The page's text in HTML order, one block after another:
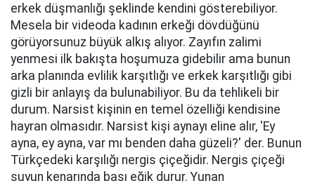
erkek düşmanlığı şeklinde kendini gösterebiliyor.
Mesela bir videoda kadının erkeği dövdüğünü
görüyorsunuz büyük alkış alıyor. Zayıfın zalimi
yenmesi ilk bakışta hoşumuza gidebilir ama bunun
arka planında evlilik karşıtlığı ve erkek karşıtlığı gibi
gizli bir anlayış da bulunabiliyor. Bu da tehlikeli bir
durum. Narsist kişinin en temel özelliği kendisine
hayran olmasıdır. Narsist kişi aynayı eline alır, 'Ey
ayna, ey ayna, var mı benden daha güzeli?' der. Bunun
Türkçedeki karşılığı nergis çiçeğidir. Nergis çiçeği
suyun kenarında başı eğik durur. Yunan